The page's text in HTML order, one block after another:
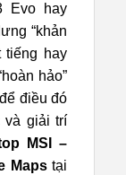
Evo hay
“khản
tiếng hay
hảo”
điều đó
và giải trí
MSI –
Mapstại